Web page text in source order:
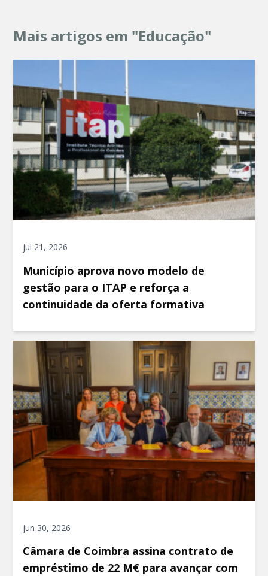
Mais artigos em "Educação"
jul 21, 2026
Município aprova novo modelo de
gestão para o ITAP e reforça a
continuidade da oferta formativa
jun 30, 2026
Câmara de Coimbra assina contrato de
empréstimo de 22 M€ para avançar com